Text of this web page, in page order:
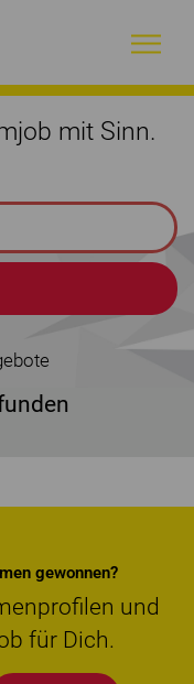
mit Sinn.
gewonnen?
und
für Dich.